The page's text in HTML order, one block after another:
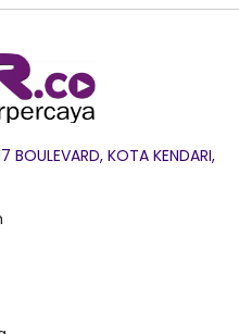
BOULEVARD, KOTA KENDARI,